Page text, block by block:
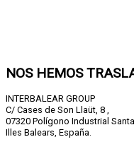
NOS HEMOS
INTERBALEAR GROUP
C/ Cases de Son Llaüt, 8 ,
07320 Polígono Industrial
Illes Balears, España.